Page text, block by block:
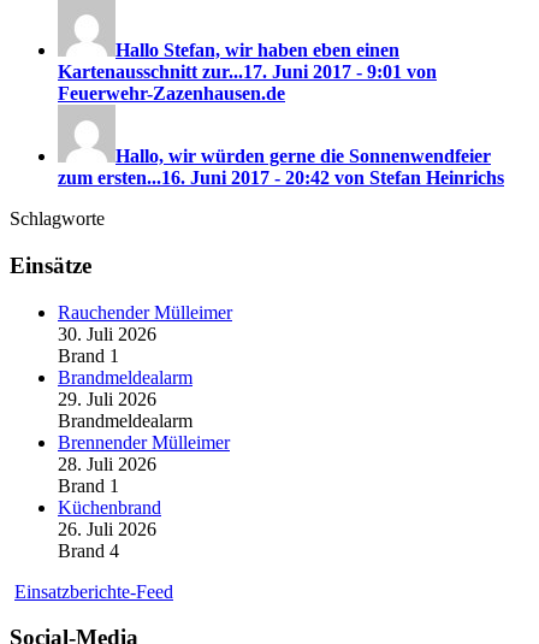
Hallo Stefan, wir haben eben einen
Kartenausschnitt zur...17. Juni 2017 - 9:01 von
Feuerwehr-Zazenhausen.de
Hallo, wir würden gerne die Sonnenwendfeier
zum ersten...16. Juni 2017 - 20:42 von Stefan Heinrichs
Schlagworte
Einsätze
Rauchender Mülleimer
30. Juli 2026
Brand 1
Brandmeldealarm
29. Juli 2026
Brandmeldealarm
Brennender Mülleimer
28. Juli 2026
Brand 1
Küchenbrand
26. Juli 2026
Brand 4
Einsatzberichte-Feed
Social-Media